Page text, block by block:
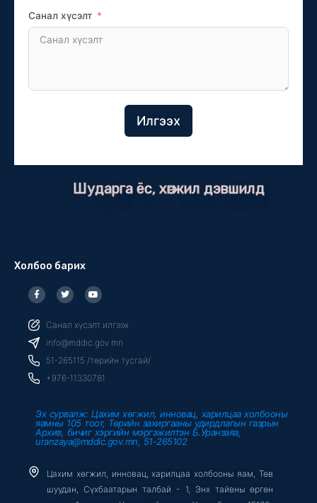
Санал хүсэлт
Илгээх
Шударга ёс, хөгжил дэвшилд
Холбоо барих
F
a
c
b
o
o
k
f
T
w
i
t
r
Y
o
u
u
e
Санал хүсэлт илгээх
info@mddic.gov.mn
51-265115 /төрийн тусгай/
+976-11330781
Эх сурвалж: Цахим хөгжил, инновац, харилцаа холбооны
яамны 105 тоот, Төрийн захиргааны удирдлагын газрын
Архив, бичиг хэргийн мэргэжилтэн Б.Уранзаяа,
uranzaya@mddic.gov.mn, 51-265102
Цахим хөгжил, инновац, харилцаа холбооны яам, Төв
шуудан, Сүхбаатарын талбай - 1, Энх тайвны өргөн